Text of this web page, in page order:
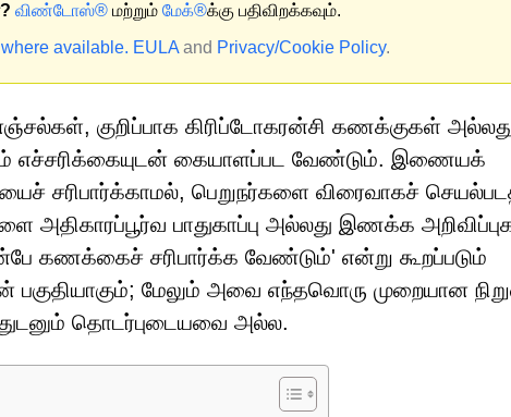
விண்டோஸ்® மற்றும் மேக்®க்கு பதிவிறக்கவும்.
available. EULA and Privacy/Cookie Policy.
குறிப்பாக கிரிப்டோகரன்சி கணக்குகள்
எச்சரிக்கையுடன் கையாளப்பட வேண்டும். இணையக்
சரிபார்க்காமல், பெறுநர்களை விரைவாகச்
அதிகாரப்பூர்வ பாதுகாப்பு அல்லது இணக்க
கணக்கைச் சரிபார்க்க வேண்டும்' என்று கூறப்படும்
மேலும் அவை எந்தவொரு முறையான
தொடர்புடையவை அல்ல.